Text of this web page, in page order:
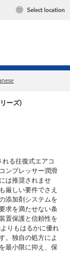
Select location
ーズ)
れる往復式エアコ
ンプレッサー潤滑
は推奨されませ
厳しい要件でさえ
添加剤システムを
求を満たせない条
置保護と信頼性を
りもはるかに優れ
。独自の処方によ
最小限に抑え、保